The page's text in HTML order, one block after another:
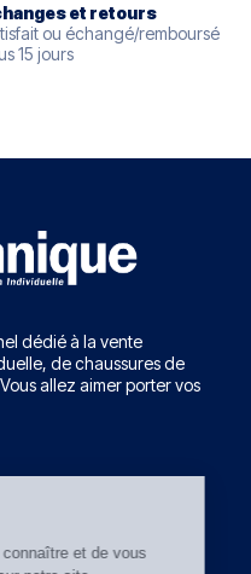
et retours
ou échangé/remboursé
15 jours
dédié à la vente
de chaussures de
allez aimer porter vos